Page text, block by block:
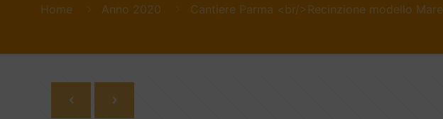
Home Anno 2020 Cantiere Parma <br/>Recinzione modello Mare